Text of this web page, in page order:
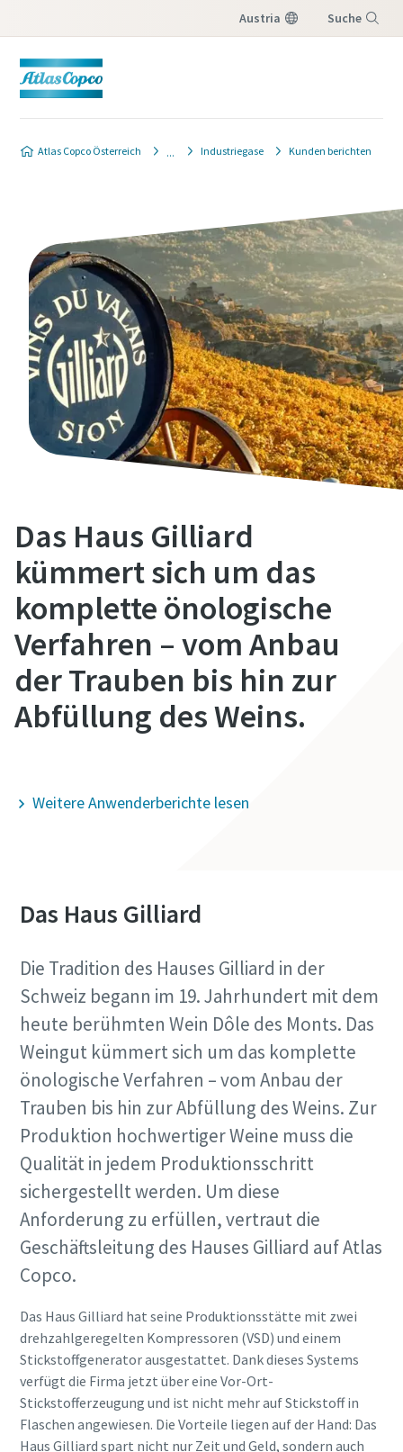
Austria Suche
Atlas Copco Österreich Industriegase Kunden berichten
10 Schritte hin zu einer umweltfreundlichen
und effizienteren Produktion
CO2-Reduzierung für eine umweltfreundliche Produktion
– alles, was Sie wissen müssen
Erfahren Sie mehr
Das Haus Gilliard
kümmert sich um das
komplette önologische
Verfahren – vom Anbau
der Trauben bis hin zur
Abfüllung des Weins.
Weitere Anwenderberichte lesen
Das Haus Gilliard
Die Tradition des Hauses Gilliard in der
Schweiz begann im 19. Jahrhundert mit dem
heute berühmten Wein Dôle des Monts. Das
Weingut kümmert sich um das komplette
önologische Verfahren – vom Anbau der
Trauben bis hin zur Abfüllung des Weins. Zur
Produktion hochwertiger Weine muss die
Qualität in jedem Produktionsschritt
sichergestellt werden. Um diese
Anforderung zu erfüllen, vertraut die
Geschäftsleitung des Hauses Gilliard auf Atlas
Copco.
Das Haus Gilliard hat seine Produktionsstätte mit zwei
drehzahlgeregelten Kompressoren (VSD) und einem
Stickstoffgenerator ausgestattet. Dank dieses Systems
verfügt die Firma jetzt über eine Vor-Ort-
Stickstofferzeugung und ist nicht mehr auf Stickstoff in
Flaschen angewiesen. Die Vorteile liegen auf der Hand: Das
Haus Gilliard spart nicht nur Zeit und Geld, sondern auch
bitte das unten stehende Formular aus. Wir
lassen Ihnen die gewünschten
Angebotsinformationen kurzfristig
zukommen.
Sie können uns auch direkt eine Nachricht
senden, indem Sie auf die folgende E-Mail-
Adresse
klicken:website.austria@atlascopco.com
Alle mit (*) gekennzeichnete Felder sind
Pflichtfelder.
Nachname
E-Mail
Weitere Informationen
Land
Straße
Stadt
Postleitzahl
Anfordern
Anforderungstyp